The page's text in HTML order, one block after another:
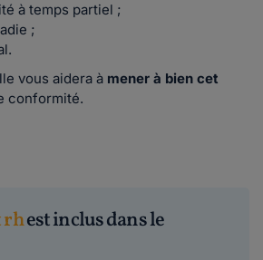
à temps partiel ;
;
vous aidera à mener à bien cet
conformité.
rhest inclus dans le